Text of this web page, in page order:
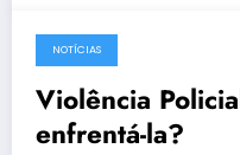
11 de junho de 2013
NOTÍCIAS
Violência
enfrentá-la?